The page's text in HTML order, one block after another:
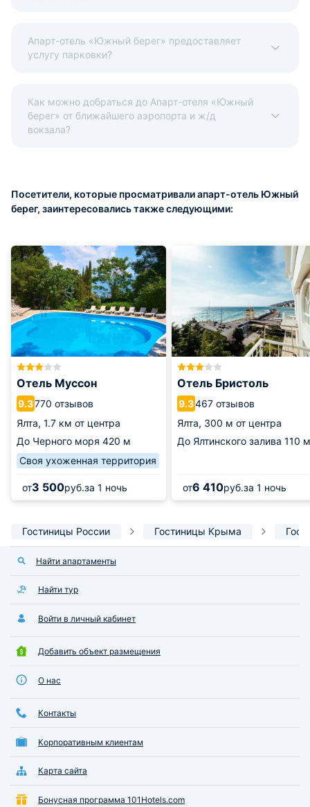
Апарт-отель «Южный берег» предоставляет
услугу парковки?
Как можно добраться до Апарт-отеля «Южный
берег» от ближайшего аэропорта и ж/д
вокзала?
Посетители, которые просматривали апарт-отель Южный
берег, заинтересовались также следующими:
Отель Муссон
9.3770 отзывов
Ялта, 1.7 км от центра
До Черного моря 420 м
Своя ухоженная территория
от3 500руб.за 1 ночь
Отель Бристоль
9.3467 отзывов
Ялта, 300 м от центра
До Ялтинского залива 110 м
от6 410руб.за 1 ночь
Гостиницы России Гостиницы Крыма
Найти апартаменты
Найти тур
Войти в личный кабинет
Добавить объект размещения
О нас
Контакты
Корпоративным клиентам
Карта сайта
Бонусная программа 101Hotels.com